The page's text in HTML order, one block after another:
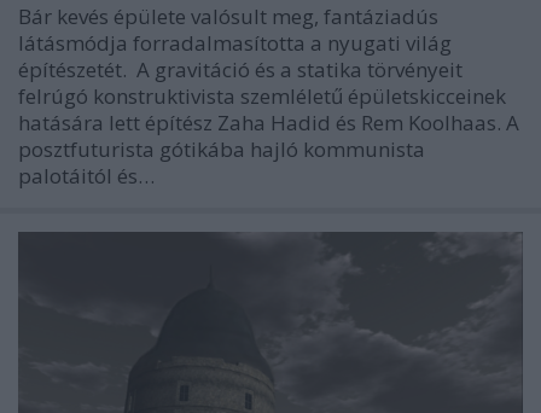
Bár kevés épülete valósult meg, fantáziadús
látásmódja forradalmasította a nyugati világ
építészetét. A gravitáció és a statika törvényeit
felrúgó konstruktivista szemléletű épületskicceinek
hatására lett építész Zaha Hadid és Rem Koolhaas. A
posztfuturista gótikába hajló kommunista
palotáitól és…